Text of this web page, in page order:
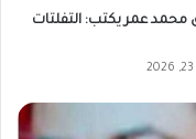
محمد عمر يكتب: التفلتات